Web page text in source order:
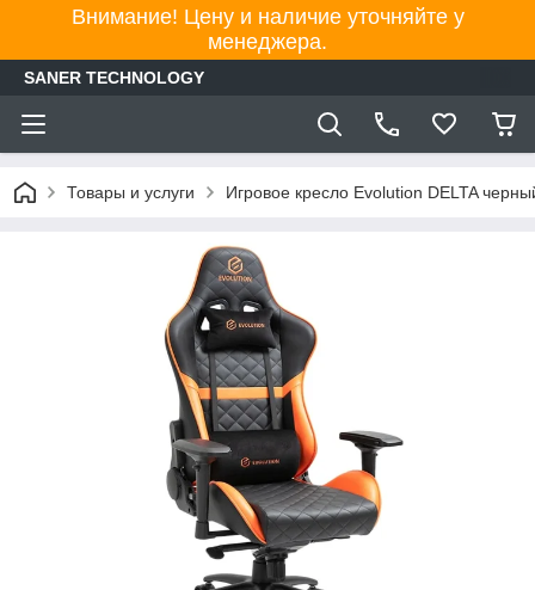
Внимание! Цену и наличие уточняйте у
менеджера.
SANER TECHNOLOGY
Товары и услуги Игровое кресло Evolution DELTA